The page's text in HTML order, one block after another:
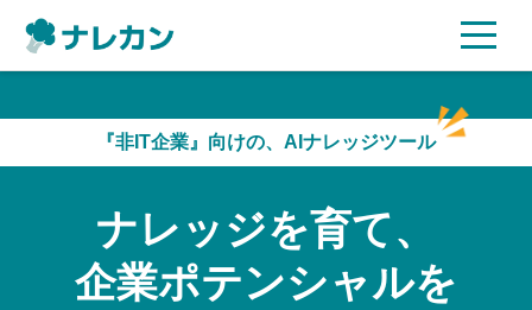
AI機能
ご利用企業様の声
セキュリティ
『非IT企業』向けの、AIナレッジツール
ナレッジを育て、
企業ポテンシャルを